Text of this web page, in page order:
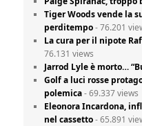
Tiger Woods vende la
perditempo- 76.201
La cura per il nipote
76.131 views
Jarrod Lyle è morto…
Golf a luci rosse
polemica- 69.337 views
Eleonora Incardona,
nel cassetto- 65.891